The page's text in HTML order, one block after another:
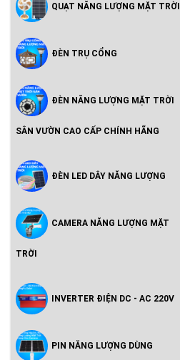
Vườn Cao Cấp Chính Hãng
Hoàng Quốc Bảo - Độ Sáng Cao,
QUẠT NĂNG LƯỢNG MẶT TRỜI
ĐÈN TRỤ CỔNG
ĐÈN NĂNG LƯỢNG MẶT TRỜI
SÂN VƯỜN CAO CẤP CHÍNH HÃNG
ĐÈN LED DÂY NĂNG LƯỢNG
CAMERA NĂNG LƯỢNG MẶT
TRỜI
INVERTER ĐIỆN DC - AC 220V
PIN NĂNG LƯỢNG DÙNG